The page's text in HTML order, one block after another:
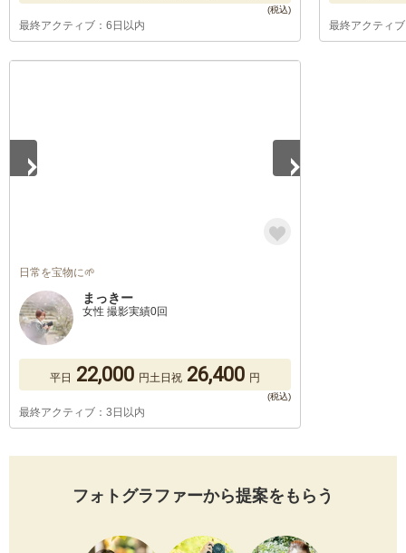
最終アクティブ：6日以内 最終アクティ
日常を宝物に🌱
まっきー
女性 撮影実績0回
平日 22,000 円土日祝 26,400 円
最終アクティブ：3日以内
フォトグラファーから提案をもらう